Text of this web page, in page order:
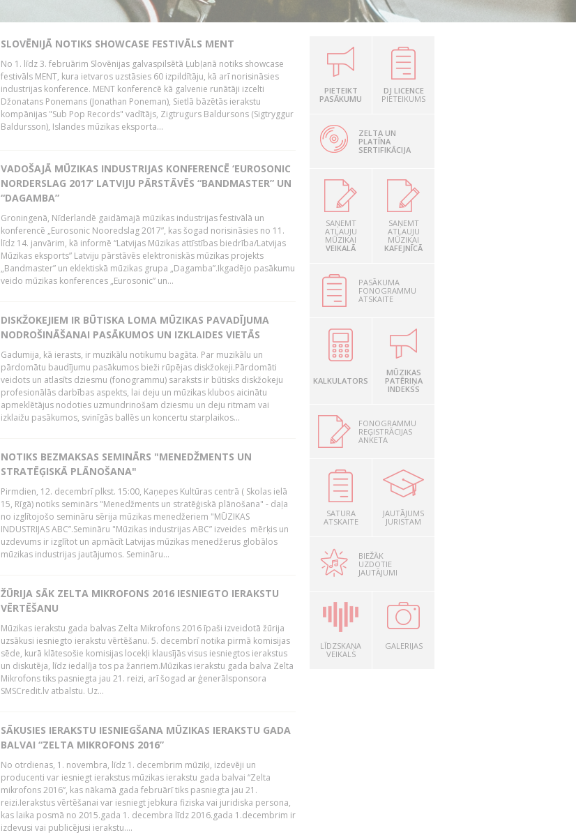
SLOVĒNIJĀ NOTIKS SHOWCASE FESTIVĀLS MENT
No 1. līdz 3. februārim Slovēnijas galvaspilsētā Ļubļanā notiks showcase
festivāls MENT, kura ietvaros uzstāsies 60 izpildītāju, kā arī norisināsies
industrijas konference. MENT konferencē kā galvenie runātāji izcelti
Džonatans Ponemans (Jonathan Poneman), Sietlā bāzētās ierakstu
kompānijas "Sub Pop Records" vadītājs, Zigtrugurs Baldursons (Sigtryggur
Baldursson), Islandes mūzikas eksporta...
VADOŠAJĀ MŪZIKAS INDUSTRIJAS KONFERENCĒ ‘EUROSONIC
NORDERSLAG 2017’ LATVIJU PĀRSTĀVĒS “BANDMASTER” UN
“DAGAMBA”
Groningenā, Nīderlandē gaidāmajā mūzikas industrijas festivālā un
konferencē „Eurosonic Nooredslag 2017”, kas šogad norisināsies no 11.
līdz 14. janvārim, kā informē “Latvijas Mūzikas attīstības biedrība/Latvijas
Mūzikas eksports” Latviju pārstāvēs elektroniskās mūzikas projekts
„Bandmaster” un eklektiskā mūzikas grupa „Dagamba”.Ikgadējo pasākumu
veido mūzikas konferences „Eurosonic” un...
DISKŽOKEJIEM IR BŪTISKA LOMA MŪZIKAS PAVADĪJUMA
NODROŠINĀŠANAI PASĀKUMOS UN IZKLAIDES VIETĀS
Gadumija, kā ierasts, ir muzikālu notikumu bagāta. Par muzikālu un
pārdomātu baudījumu pasākumos bieži rūpējas diskžokeji.Pārdomāti
veidots un atlasīts dziesmu (fonogrammu) saraksts ir būtisks diskžokeju
profesionālās darbības aspekts, lai deju un mūzikas klubos aicinātu
apmeklētājus nodoties uzmundrinošam dziesmu un deju ritmam vai
izklaižu pasākumos, svinīgās ballēs un koncertu starplaikos...
NOTIKS BEZMAKSAS SEMINĀRS "MENEDŽMENTS UN
STRATĒĢISKĀ PLĀNOŠANA"
Pirmdien, 12. decembrī plkst. 15:00, Kaņepes Kultūras centrā ( Skolas ielā
15, Rīgā) notiks seminārs "Menedžments un stratēģiskā plānošana" - daļa
no izglītojošo semināru sērija mūzikas menedžeriem "MŪZIKAS
INDUSTRIJAS ABC”.Semināru "Mūzikas industrijas ABC” izveides mērķis un
uzdevums ir izglītot un apmācīt Latvijas mūzikas menedžerus globālos
mūzikas industrijas jautājumos. Semināru...
ŽŪRIJA SĀK ZELTA MIKROFONS 2016 IESNIEGTO IERAKSTU
VĒRTĒŠANU
Mūzikas ierakstu gada balvas Zelta Mikrofons 2016 īpaši izveidotā žūrija
uzsākusi iesniegto ierakstu vērtēšanu. 5. decembrī notika pirmā komisijas
sēde, kurā klātesošie komisijas locekļi klausījās visus iesniegtos ierakstus
un diskutēja, līdz iedalīja tos pa žanriem.Mūzikas ierakstu gada balva Zelta
Mikrofons tiks pasniegta jau 21. reizi, arī šogad ar ģenerālsponsora
SMSCredit.lv atbalstu. Uz...
SĀKUSIES IERAKSTU IESNIEGŠANA MŪZIKAS IERAKSTU GADA
BALVAI “ZELTA MIKROFONS 2016”
No otrdienas, 1. novembra, līdz 1. decembrim mūziķi, izdevēji un
producenti var iesniegt ierakstus mūzikas ierakstu gada balvai “Zelta
mikrofons 2016”, kas nākamā gada februārī tiks pasniegta jau 21.
reizi.Ierakstus vērtēšanai var iesniegt jebkura fiziska vai juridiska persona,
kas laika posmā no 2015.gada 1. decembra līdz 2016.gada 1.decembrim ir
izdevusi vai publicējusi ierakstu....
PIETEIKT
PASĀKUMU
DJ LICENCE
PIETEIKUMS
ZELTA UN
PLATĪNA
SERTIFIKĀCIJA
SAŅEMT
ATĻAUJU
MŪZIKAI
VEIKALĀ
SAŅEMT
ATĻAUJU
MŪZIKAI
KAFEJNĪCĀ
PASĀKUMA
FONOGRAMMU
ATSKAITE
KALKULATORS
MŪZIKAS
PATĒRIŅA
INDEKSS
FONOGRAMMU
REĢISTRĀCIJAS
ANKETA
SATURA
ATSKAITE
JAUTĀJUMS
JURISTAM
BIEŽĀK
UZDOTIE
JAUTĀJUMI
LĪDZSKAŅA
VEIKALS
GALERIJAS